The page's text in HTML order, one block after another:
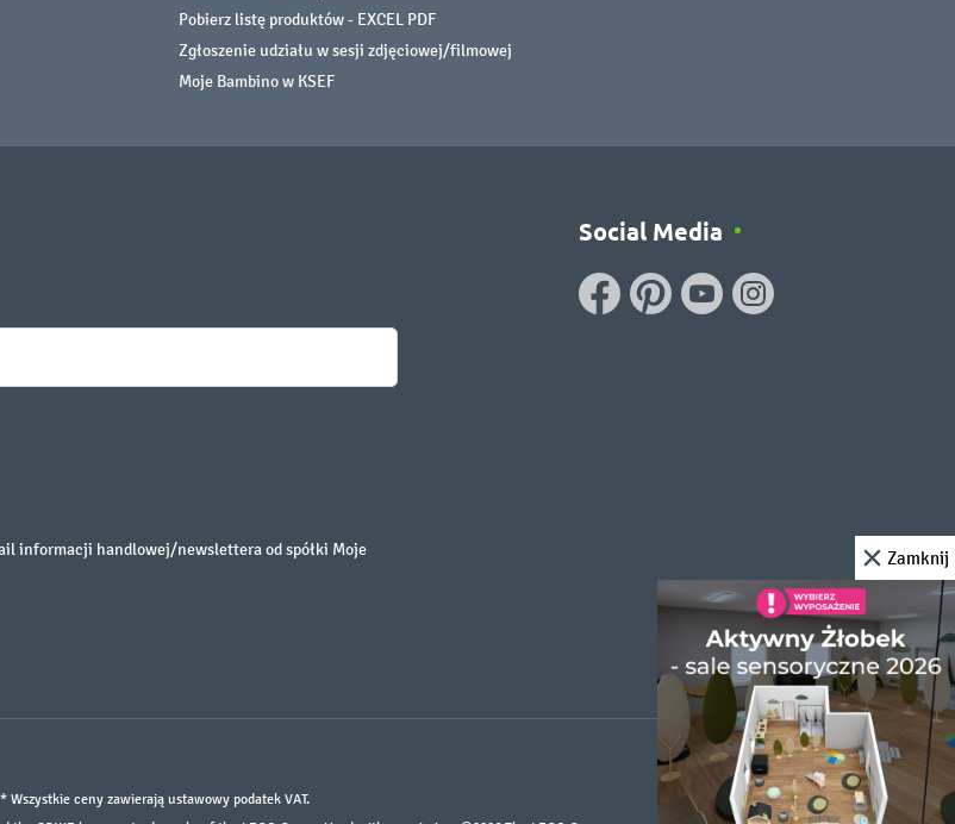
Pobierz listę produktów - EXCEL PDF
Zgłoszenie udziału w sesji zdjęciowej/filmowej
Moje Bambino w KSEF
informacji handlowej/newslettera od spółki Moje
Social Media
* Wszystkie ceny zawierają ustawowy podatek VAT.
Zamknij